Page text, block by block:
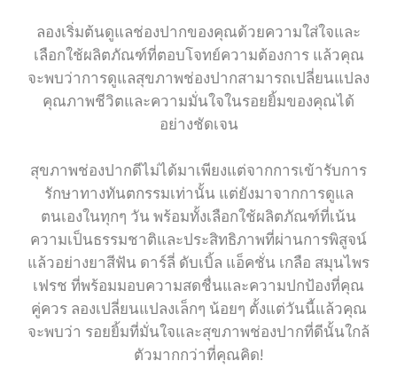
ลองเริ่มต้นดูแลช่องปากของคุณด้วยความใส่ใจและ
เลือกใช้ผลิตภัณฑ์ที่ตอบโจทย์ความต้องการ แล้วคุณ
จะพบว่าการดูแลสุขภาพช่องปากสามารถเปลี่ยนแปลง
คุณภาพชีวิตและความมั่นใจในรอยยิ้มของคุณได้
อย่างชัดเจน
สุขภาพช่องปากดีไม่ได้มาเพียงแต่จากการเข้ารับการ
รักษาทางทันตกรรมเท่านั้น แต่ยังมาจากการดูแล
ตนเองในทุกๆ วัน พร้อมทั้งเลือกใช้ผลิตภัณฑ์ที่เน้น
ความเป็นธรรมชาติและประสิทธิภาพที่ผ่านการพิสูจน์
แล้วอย่างยาสีฟัน ดาร์ลี่ ดับเบิ้ล แอ็คชั่น เกลือ สมุนไพร
เฟรช ที่พร้อมมอบความสดชื่นและความปกป้องที่คุณ
คู่ควร ลองเปลี่ยนแปลงเล็กๆ น้อยๆ ตั้งแต่วันนี้แล้วคุณ
จะพบว่า รอยยิ้มที่มั่นใจและสุขภาพช่องปากที่ดีนั้นใกล้
ตัวมากกว่าที่คุณคิด!